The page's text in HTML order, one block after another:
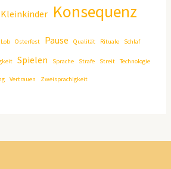
Kleinkinder Konsequenz
Lob Osterfest Pause Qualität Rituale Schlaf
Spielen Sprache Strafe Streit Technologie
Vertrauen Zweisprachigkeit